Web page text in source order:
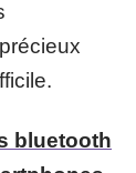
bluetooth